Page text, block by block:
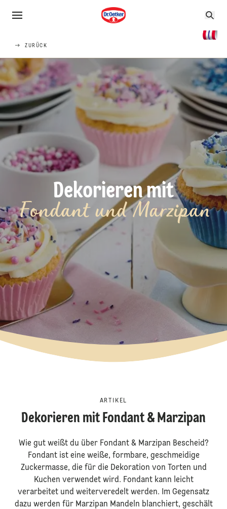
ZURÜCK
Dekorieren mit
Fondant und Marzipan
ARTIKEL
Dekorieren mit Fondant & Marzipan
Wie gut weißt du über Fondant & Marzipan Bescheid?
Fondant ist eine weiße, formbare, geschmeidige
Zuckermasse, die für die Dekoration von Torten und
Kuchen verwendet wird. Fondant kann leicht
verarbeitet und weiterveredelt werden. Im Gegensatz
dazu werden für Marzipan Mandeln blanchiert, geschält